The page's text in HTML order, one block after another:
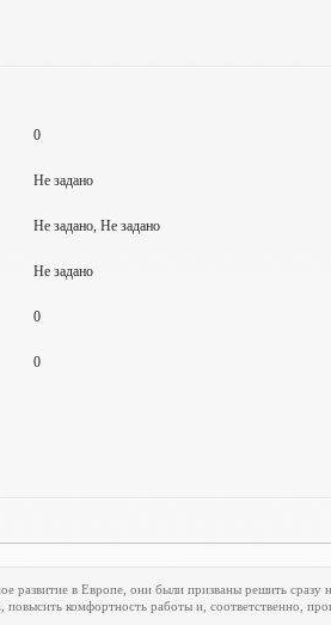
0
Не задано
Не задано, Не задано
Не задано
0
0
развитие в Европе, они были призваны решить сразу
комфортность работы и, соответственно,